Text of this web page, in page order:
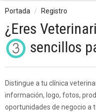
Portada Registro
¿Eres
sencillos
Distingue a tu clínica
información, logo, fotos,
oportunidades de negocio a